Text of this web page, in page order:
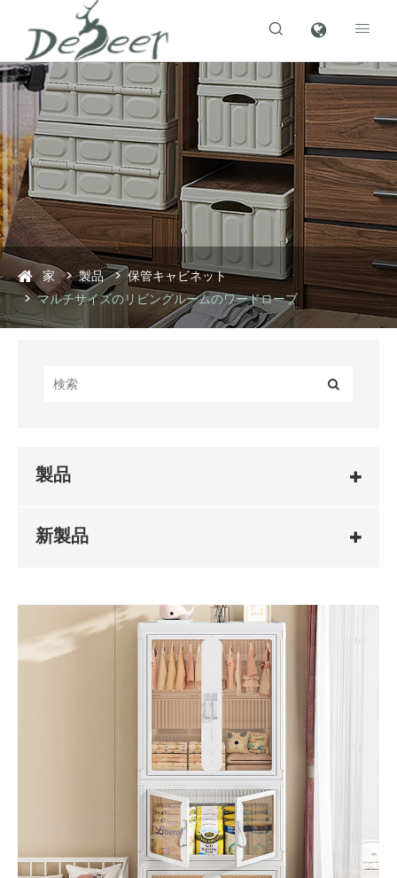
 
家 製品
保管キャビネット
マルチサイズのリビングルームのワードローブ
製品
新製品